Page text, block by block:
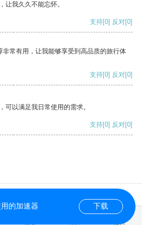
让我久久不能忘怀。
支持[0] 反对[0]
非常有用，让我能够享受到高品质的旅行体
支持[0] 反对[0]
可以满足我日常使用的需求。
支持[0] 反对[0]
的加速器 下载